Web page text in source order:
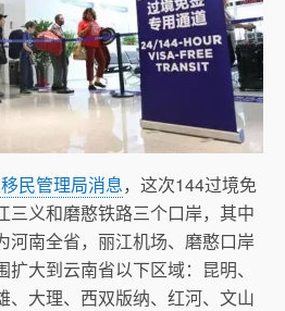
民管理局消息，这次144过境免
三义和磨憨铁路三个口岸，其中
河南全省，丽江机场、磨憨口岸
大到云南省以下区域：昆明、
、大理、西双版纳、红河、文山